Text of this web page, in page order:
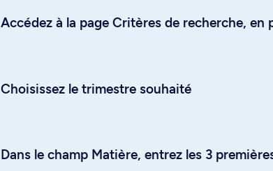
Accédez à la page Critères de recherche, en
Choisissez le trimestre souhaité
Dans le champ Matière, entrez les 3